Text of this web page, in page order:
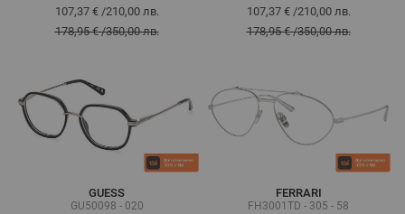
107,37 €/210,00 лв.
178,95 €/350,00 лв.
107,37 €/210,00 лв.
178,95 €/350,00 лв.
GUESS
GU50098 - 020
FERRARI
FH3001TD - 305 - 58